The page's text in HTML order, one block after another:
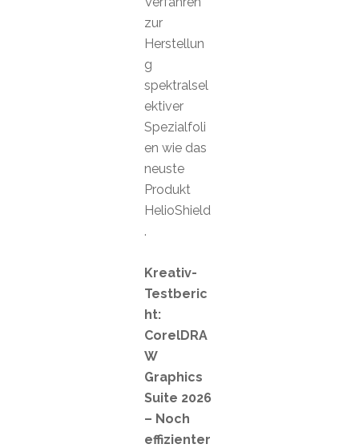
zur
Herstellun
g
spektralsel
ektiver
Spezialfoli
en wie das
neuste
Produkt
HelioShield
.
Kreativ-
Testberic
ht:
CorelDRA
W
Graphics
Suite 2026
– Noch
effizienter